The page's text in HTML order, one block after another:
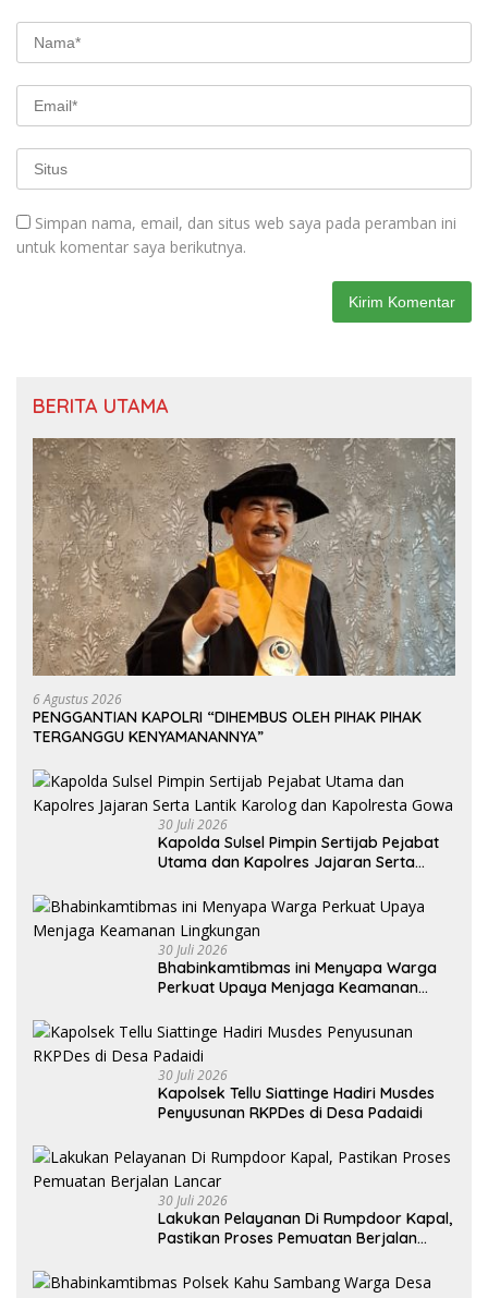
Simpan nama, email, dan situs web saya pada peramban ini
untuk komentar saya berikutnya.
BERITA UTAMA
6 Agustus 2026
PENGGANTIAN KAPOLRI “DIHEMBUS OLEH PIHAK PIHAK
TERGANGGU KENYAMANANNYA”
30 Juli 2026
Kapolda Sulsel Pimpin Sertijab Pejabat
Utama dan Kapolres Jajaran Serta
30 Juli 2026
Bhabinkamtibmas ini Menyapa Warga
Perkuat Upaya Menjaga Keamanan
30 Juli 2026
Kapolsek Tellu Siattinge Hadiri Musdes
Penyusunan RKPDes di Desa Padaidi
30 Juli 2026
Lakukan Pelayanan Di Rumpdoor Kapal,
Pastikan Proses Pemuatan Berjalan